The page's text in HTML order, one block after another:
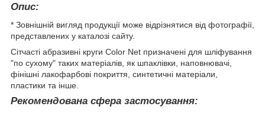
Опис:
* Зовнішній вигляд продукції може відрізнятися від фотографії,
представлених у каталозі сайту.
Сітчасті абразивні круги Color Net призначені для шліфування
"по сухому" таких матеріалів, як шпаклівки, наповнювачі,
фінішні лакофарбові покриття, синтетичні матеріали,
пластики та інше.
Рекомендована сфера застосування: